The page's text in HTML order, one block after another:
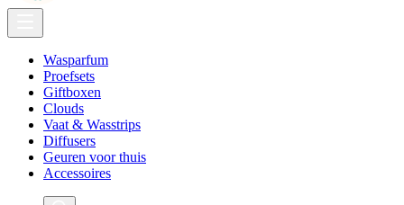
Wasparfum
Proefsets
Giftboxen
Clouds
Vaat & Wasstrips
Diffusers
Geuren voor thuis
Accessoires